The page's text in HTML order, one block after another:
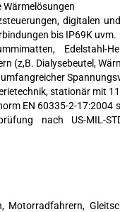
digitalen
bis IP69K uvm.
Edelstahl-
(z,B. Dialysebeutel,
stationär mit
EN 60335-2-17:2004
nach US-MIL-
Motorradfahrern,